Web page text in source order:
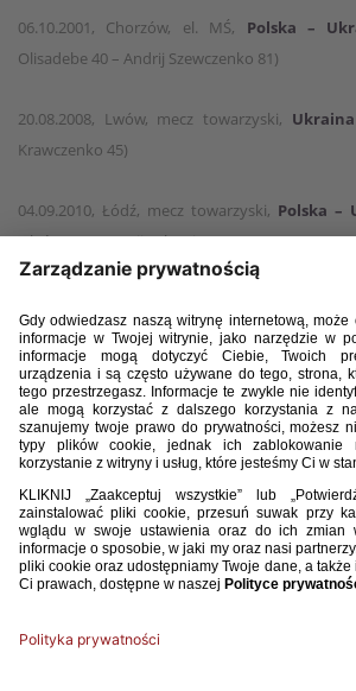
06.10.2001, Chorzów, el. MŚ, Polska –
Olisadebe 40 – Andrij Szewczenko 81)
20.08.2008, Lwów, mecz towarzyski,
Krawczenko 45)
04.09.2010, Łódź, mecz towarzyski, Polska –
Jeleń 41 – Jewgenij Selezniow 90)
17 – Andrij Jarmołenko 2, Ołeh Husiew 7,
11.10.2013, Charków, el. MŚ, Ukraina – Polska
62)
21.06.2016, Marsylia, ME, Ukraina – Polska 0:1
53)
11.11.2020, Chorzów, mecz towarzyski,